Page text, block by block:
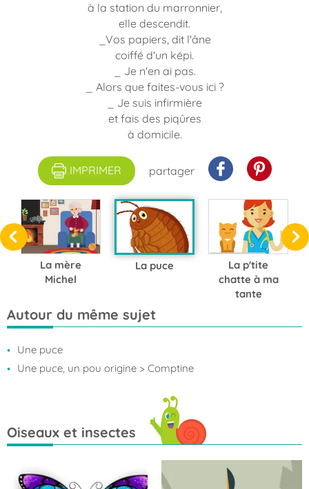
à la station du marronnier,
elle descendit.
_Vos papiers, dit l'âne
coiffé d'un képi.
_ Je n'en ai pas.
_ Alors que faites-vous ici ?
_ Je suis infirmière
et fais des piqûres
à domicile.
IMPRIMER partager
La mère
Michel
La puce
La p'tite
chatte à ma
tante
Autour du même sujet
Une puce
Une puce, un pou origine > Comptine
Oiseaux et insectes